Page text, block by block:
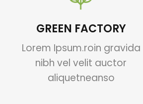
GREEN FACTORY
Lorem Ipsum.roin gravida
nibh vel velit auctor
aliquetneanso